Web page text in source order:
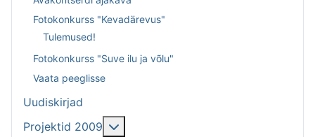
Fotokonkurss "Kevadärevus"
Tulemused!
Fotokonkurss "Suve ilu ja võlu"
Vaata peeglisse
Uudiskirjad
Projektid 2009